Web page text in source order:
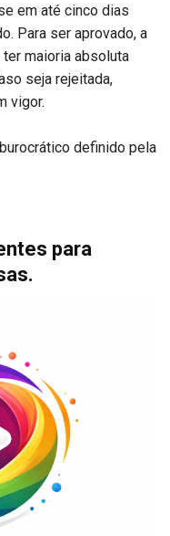
em até cinco dias
Para ser aprovado, a
maioria absoluta
seja rejeitada,
vigor.
definido pela
para